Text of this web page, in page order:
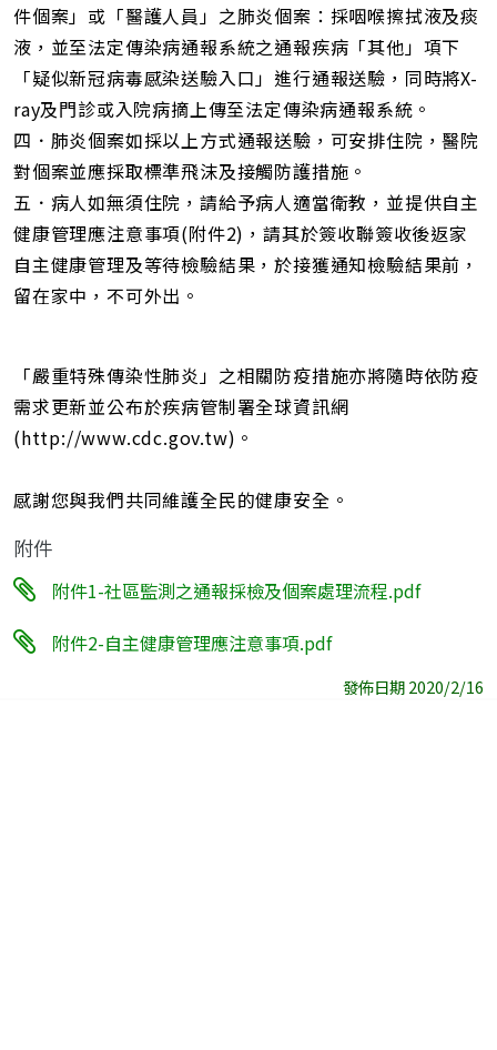
件個案」或「醫護人員」之肺炎個案：採咽喉擦拭液及痰
液，並至法定傳染病通報系統之通報疾病「其他」項下
「疑似新冠病毒感染送驗入口」進行通報送驗，同時將X-
ray及門診或入院病摘上傳至法定傳染病通報系統。
四．肺炎個案如採以上方式通報送驗，可安排住院，醫院
對個案並應採取標準飛沫及接觸防護措施。
五．病人如無須住院，請給予病人適當衛教，並提供自主
健康管理應注意事項(附件2)，請其於簽收聯簽收後返家
自主健康管理及等待檢驗結果，於接獲通知檢驗結果前，
留在家中，不可外出。
「嚴重特殊傳染性肺炎」之相關防疫措施亦將隨時依防疫
需求更新並公布於疾病管制署全球資訊網
(http://www.cdc.gov.tw)。
感謝您與我們共同維護全民的健康安全。
附件
附件1-社區監測之通報採檢及個案處理流程.pdf
附件2-自主健康管理應注意事項.pdf
發佈日期 2020/2/16